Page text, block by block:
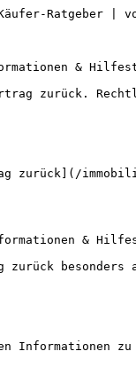
Ratgeber |
&
zurück.
&
besonders
Informationen